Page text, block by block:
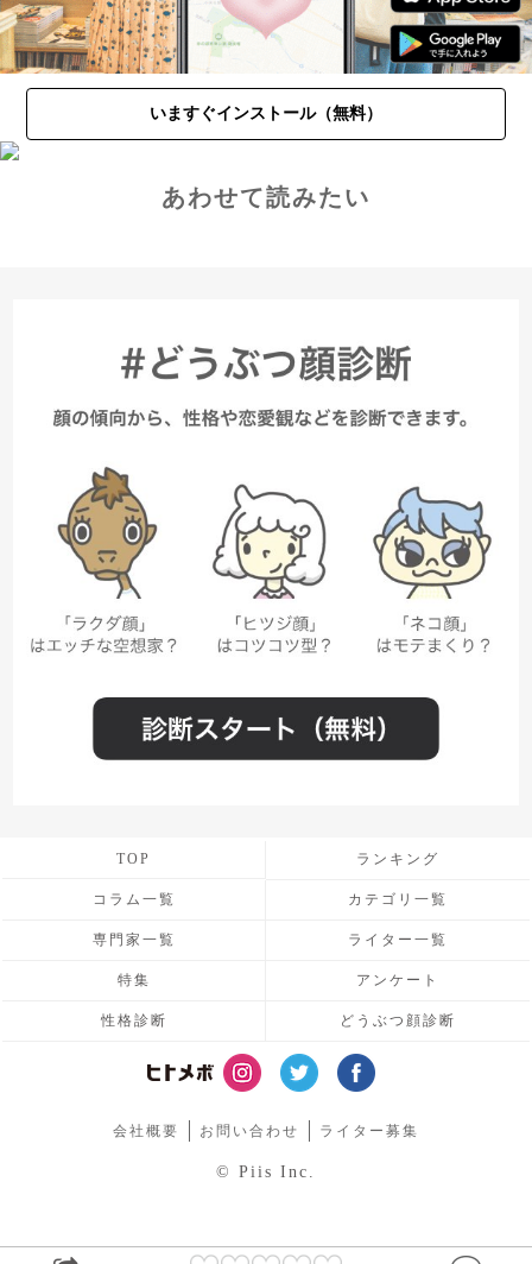
いますぐインストール（無料）
あわせて読みたい
TOP ランキング
コラム一覧 カテゴリ一覧
専門家一覧 ライター一覧
特集 アンケート
性格診断 どうぶつ顔診断
会社概要 お問い合わせ ライター募集
© Piis Inc.